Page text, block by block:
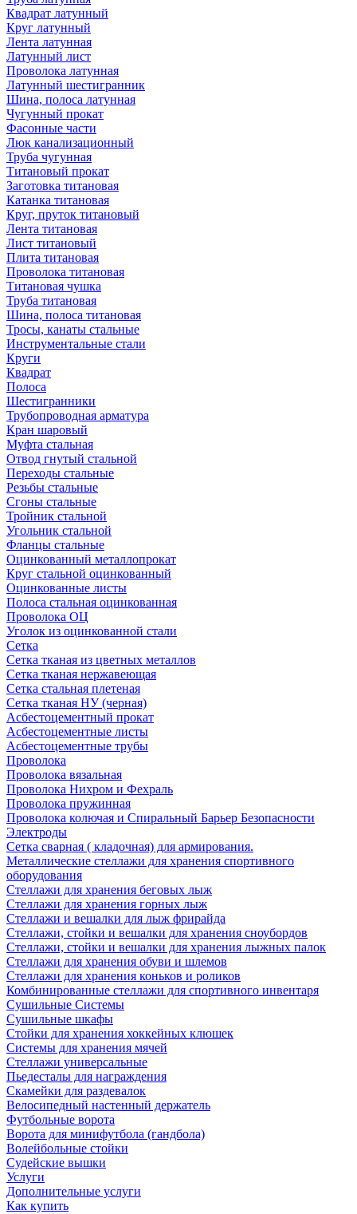
Квадрат латунный
Круг латунный
Лента латунная
Латунный лист
Проволока латунная
Латунный шестигранник
Шина, полоса латунная
Чугунный прокат
Фасонные части
Люк канализационный
Труба чугунная
Титановый прокат
Заготовка титановая
Катанка титановая
Круг, пруток титановый
Лента титановая
Лист титановый
Плита титановая
Проволока титановая
Титановая чушка
Труба титановая
Шина, полоса титановая
Тросы, канаты стальные
Инструментальные стали
Круги
Квадрат
Полоса
Шестигранники
Трубопроводная арматура
Кран шаровый
Муфта стальная
Отвод гнутый стальной
Переходы стальные
Резьбы стальные
Сгоны стальные
Тройник стальной
Угольник стальной
Фланцы стальные
Оцинкованный металлопрокат
Круг стальной оцинкованный
Оцинкованные листы
Полоса стальная оцинкованная
Проволока ОЦ
Уголок из оцинкованной стали
Сетка
Сетка тканая из цветных металлов
Сетка тканая нержавеющая
Сетка стальная плетеная
Сетка тканая НУ (черная)
Асбестоцементный прокат
Асбестоцементные листы
Асбестоцементные трубы
Проволока
Проволока вязальная
Проволока Нихром и Фехраль
Проволока пружинная
Проволока колючая и Спиральный Барьер Безопасности
Электроды
Сетка сварная ( кладочная) для армирования.
Металлические стеллажи для хранения спортивного
оборудования
Стеллажи для хранения беговых лыж
Стеллажи для хранения горных лыж
Стеллажи и вешалки для лыж фрирайда
Стеллажи, стойки и вешалки для хранения сноубордов
Стеллажи, стойки и вешалки для хранения лыжных палок
Стеллажи для хранения обуви и шлемов
Стеллажи для хранения коньков и роликов
Комбинированные стеллажи для спортивного инвентаря
Сушильные Системы
Сушильные шкафы
Стойки для хранения хоккейных клюшек
Системы для хранения мячей
Стеллажи универсальные
Пьедесталы для награждения
Скамейки для раздевалок
Велосипедный настенный держатель
Футбольные ворота
Ворота для минифутбола (гандбола)
Волейбольные стойки
Судейские вышки
Услуги
Дополнительные услуги
Как купить